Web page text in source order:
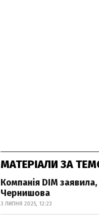
МАТЕРІАЛИ ЗА
Компанія DIM
Чернишова
3 ЛИПНЯ 2025, 12:23